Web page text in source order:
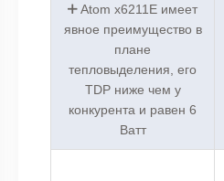
Atom x6211E имеет
явное преимущество в
плане
тепловыделения, его
TDP ниже чем у
конкурента и равен 6
Ватт